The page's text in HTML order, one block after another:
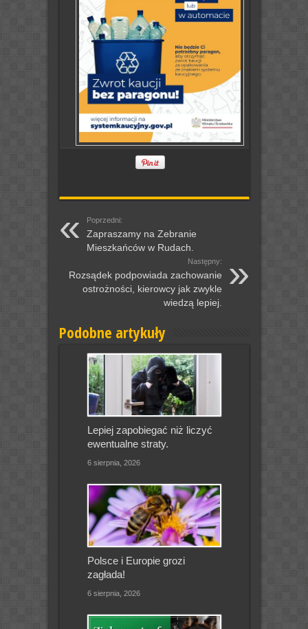
Poprzedni:
Zapraszamy na Zebranie
Mieszkańców w Rudach.
Następny:
Rozsądek podpowiada zachowanie
ostrożności, kierowcy jak zwykle
wiedzą lepiej.
Podobne artykuły
Lepiej zapobiegać niż liczyć
ewentualne straty.
6 sierpnia, 2026
Polsce i Europie grozi
zagłada!
6 sierpnia, 2026